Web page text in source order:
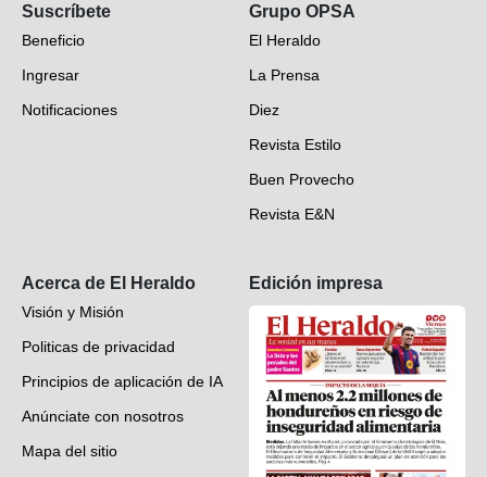
EH Verifica
Fotogalerías
Deportes
Videos
Suscríbete
Beneficio
Ingresar
Notificaciones
Grupo OPSA
El Heraldo
La Prensa
Diez
Revista Estilo
Buen Provecho
Revista E&N
Acerca de El Heraldo
Visión y Misión
Politicas de privacidad
Principios de aplicación de IA
Anúnciate con nosotros
Mapa del sitio
Edición impresa